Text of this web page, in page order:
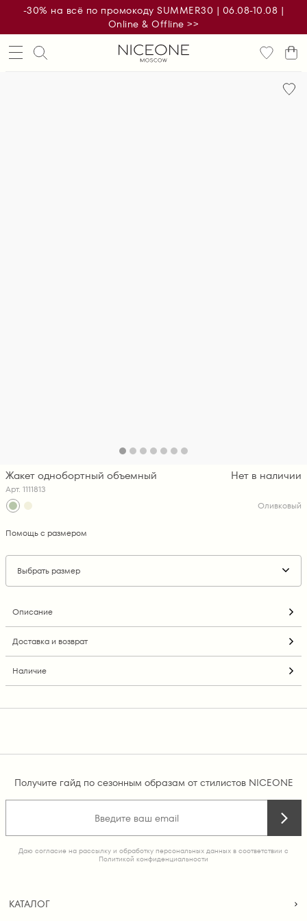
-30% на всё по промокоду SUMMER30 | 06.08-10.08 |
Online & Offline >>
Жакет однобортный объемный
Арт. 1111813
Нет в наличии
Оливковый
Помощь с размером
Выбрать размер
Описание
Доставка и возврат
Наличие
Получите гайд по сезонным образам от стилистов NICEONE
Даю согласие на рассылку и обработку персональных данных в соответствии с
Политикой конфиденциальности
КАТАЛОГ